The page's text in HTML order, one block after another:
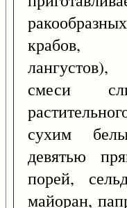
крабов,
смеси
сухим
девятью
порей,
майоран,